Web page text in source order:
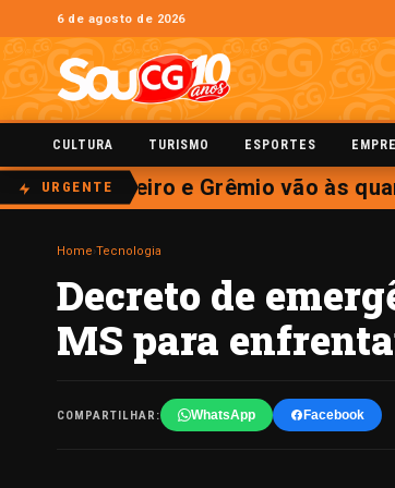
6 de agosto de 2026
CULTURA TURISMO ESPORTES
URGENTE
Cruzeiro e Grêmio vão às
Home Tecnologia
Decreto de
MS para
COMPARTILHAR: WhatsApp Facebook